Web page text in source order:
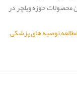
محصولات حوزه ویلچر در
توصیه های پزشکی